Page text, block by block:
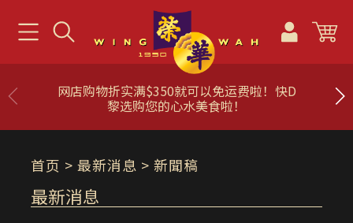
网店购物折实满$350就可以免运费啦！快D
黎选购您的心水美食啦！
首页 > 最新消息 > 新聞稿
最新消息